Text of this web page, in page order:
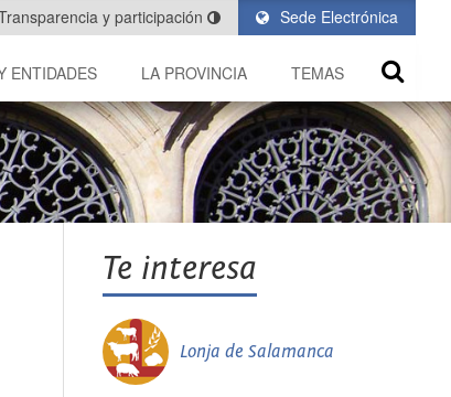
Sede Electrónica
y participación
ENTIDADES LA PROVINCIA TEMAS
Te interesa
Lonja de Salamanca